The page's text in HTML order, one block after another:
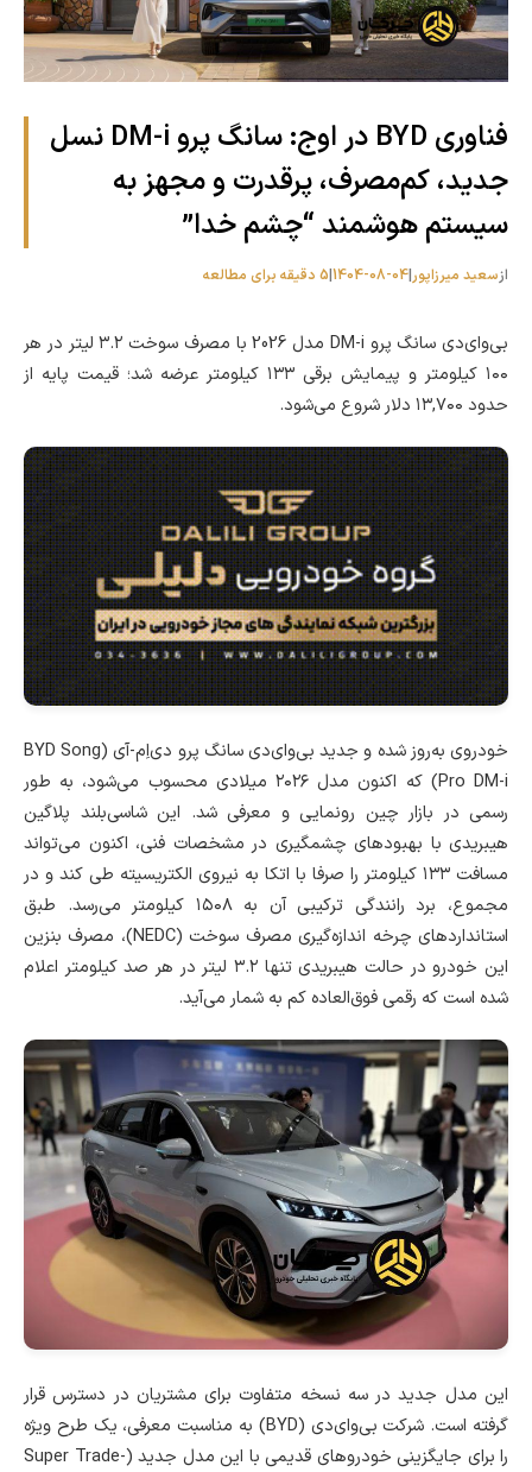
فناوری BYD در اوج: سانگ پرو DM-i نسل
جدید، کم‌مصرف، پرقدرت و مجهز به
سیستم هوشمند “چشم خدا”
ازسعید میرزاپور1404-08-04 5 دقیقه برای مطالعه
بی‌وای‌دی سانگ پرو DM-i مدل 2026 با مصرف سوخت ۳.۲ لیتر در هر
۱۰۰ کیلومتر و پیمایش برقی ۱۳۳ کیلومتر عرضه شد؛ قیمت پایه از
حدود ۱۳,۷۰۰ دلار شروع می‌شود.
خودروی به‌روز شده و جدید بی‌وای‌دی سانگ پرو دی‌اِم-آی (BYD Song
Pro DM-i) که اکنون مدل ۲۰۲۶ میلادی محسوب می‌شود، به طور
رسمی در بازار چین رونمایی و معرفی شد. این شاسی‌بلند پلاگین
هیبریدی با بهبودهای چشمگیری در مشخصات فنی، اکنون می‌تواند
مسافت ۱۳۳ کیلومتر را صرفا با اتکا به نیروی الکتریسیته طی کند و در
مجموع، برد رانندگی ترکیبی آن به ۱۵۰۸ کیلومتر می‌رسد. طبق
استانداردهای چرخه اندازه‌گیری مصرف سوخت (NEDC)، مصرف بنزین
این خودرو در حالت هیبریدی تنها ۳.۲ لیتر در هر صد کیلومتر اعلام
شده است که رقمی فوق‌العاده کم به شمار می‌آید.
این مدل جدید در سه نسخه متفاوت برای مشتریان در دسترس قرار
گرفته است. شرکت بی‌وای‌دی (BYD) به مناسبت معرفی، یک طرح ویژه‌
را برای جایگزینی خودروهای قدیمی با این مدل جدید (Super Trade-